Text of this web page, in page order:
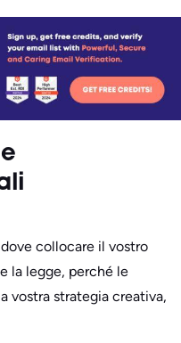
collocare il vostro
la legge, perché le
vostra strategia creativa,